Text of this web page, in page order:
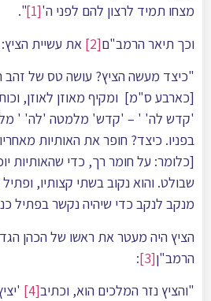
מצחו תמיד לרצון להם לפני ה'[1]
".
וכך תיאר הרמב"ם[2]
את עשיית הציץ:
"כיצד מעשה הציץ? עושה טס של זהב
[כארבע ס"מ] ומקיף מאוזן לאוזן,
'קדש לה' ' – 'קדש' מלמטה 'לה' '
בפניו. כיצד? חופר את האותיות
[כלומר: על חומר רך, כדי שהאותיות
שבולט. והוא נקוב בשתי קצותיו,
מנקב לנקב כדי שיהיה נקשר בפתיל
הציץ היה מעטר את ראשו של הכהן
הרמב"ן[3]
:
"והציץ נזר המלכים הוא, וכתיב[4]